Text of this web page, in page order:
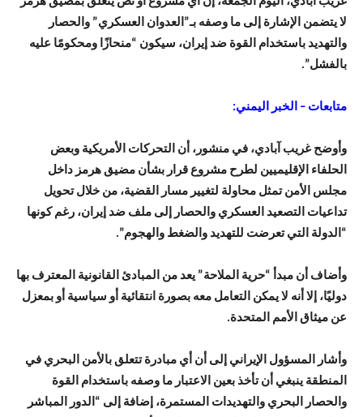
لا يتضمن الإشارة إلى ما وصفه بـ”العدوان العسكري” والحصار
والتهديد باستخدام القوة ضد إيران، سيكون “منحازًا ومحكومًا عليه
بالفشل”.
متابعات – الخبر اليمني:
وأوضح غريب آبادي، في منشور، أن التحركات الأمريكية وبعض
الحلفاء الإقليميين لطرح مشروع قرار بشأن مضيق هرمز داخل
مجلس الأمن تمثل محاولة لتغيير مسار القضية، من خلال تحويل
تداعيات التصعيد العسكري والحصار إلى ملف ضد إيران، رغم كونها
“الدولة التي تعرضت للتهديد والضغط والهجوم”.
وأضاف أن مبدأ “حرية الملاحة” يعد من المبادئ القانونية المعترف بها
دوليًا، إلا أنه لا يمكن التعامل معه بصورة انتقائية أو سياسية أو بمعزل
عن ميثاق الأمم المتحدة.
وأشار المسؤول الإيراني إلى أن أي مبادرة تتعلق بالأمن البحري في
المنطقة ينبغي أن تأخذ بعين الاعتبار ما وصفه باستخدام القوة
والحصار البحري والتهديدات المستمرة، إضافة إلى “الدور المباشر